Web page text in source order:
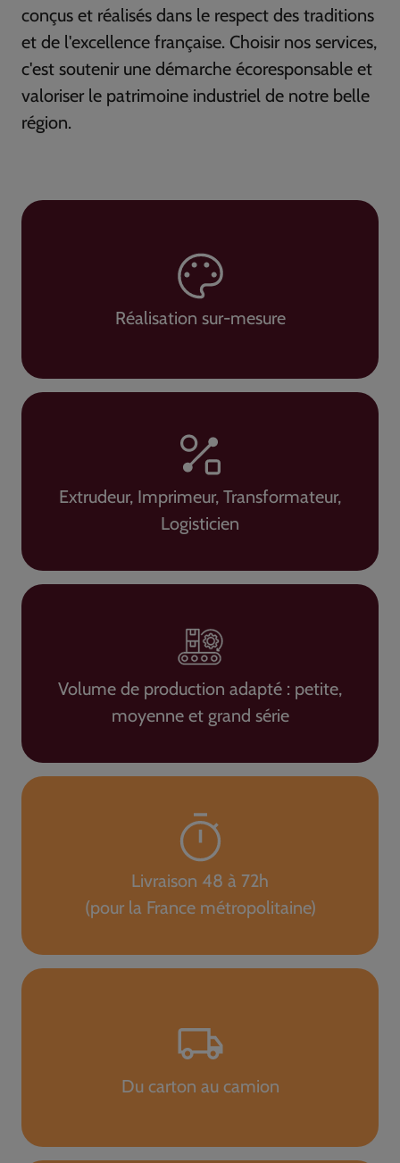
conçus et réalisés dans le respect des traditions
et de l'excellence française. Choisir nos services,
c'est soutenir une démarche écoresponsable et
valoriser le patrimoine industriel de notre belle
région.
Réalisation sur-mesure
Extrudeur, Imprimeur, Transformateur,
Logisticien
Volume de production adapté : petite,
moyenne et grand série
Livraison 48 à 72h
(pour la France métropolitaine)
Du carton au camion